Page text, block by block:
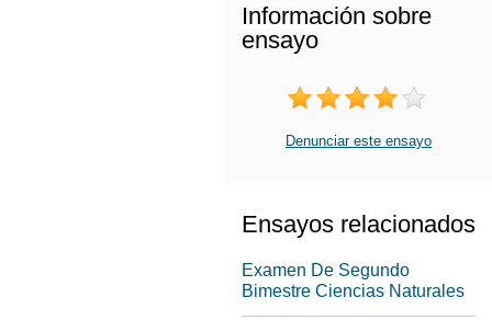
Información sobre
ensayo
Denunciar este ensayo
Ensayos relacionados
Examen De Segundo
Bimestre Ciencias Naturales